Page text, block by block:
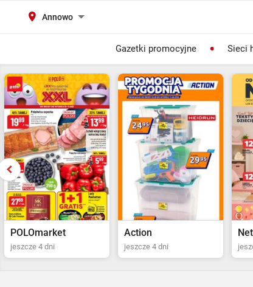
Annowo
Gazetki promocyjne Sieci
Action
jeszcze 4 dni
Netto
jeszcze 5 dni